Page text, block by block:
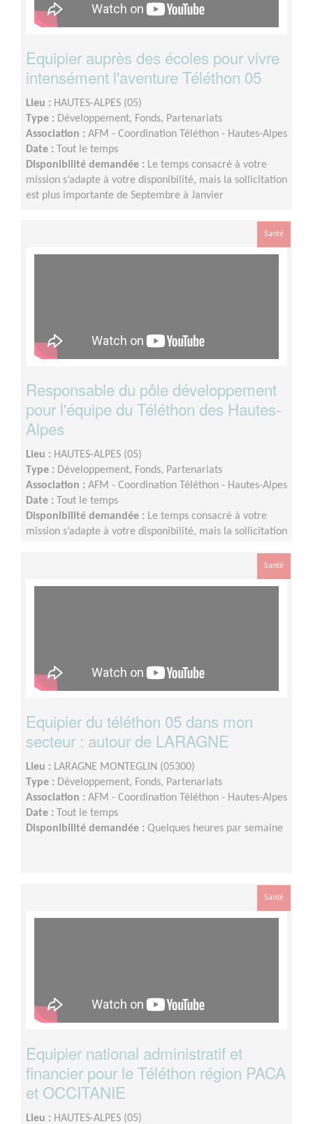
Equipier auprès des écoles pour vivre
intensément l'aventure Téléthon 05
Lieu : HAUTES-ALPES (05)
Type : Développement, Fonds, Partenariats
Association : AFM - Coordination Téléthon - Hautes-Alpes
Date :
Tout le temps
Disponibilité demandée : Le temps consacré à votre
mission s’adapte à votre disponibilité, mais la sollicitation
est plus importante de Septembre à Janvier
Santé
Responsable du pôle développement
pour l'équipe du Téléthon des Hautes-
Alpes
Lieu : HAUTES-ALPES (05)
Type : Développement, Fonds, Partenariats
Association : AFM - Coordination Téléthon - Hautes-Alpes
Date :
Tout le temps
Disponibilité demandée : Le temps consacré à votre
mission s’adapte à votre disponibilité, mais la sollicitation
Santé
Equipier du téléthon 05 dans mon
secteur : autour de LARAGNE
Lieu : LARAGNE MONTEGLIN (05300)
Type : Développement, Fonds, Partenariats
Association : AFM - Coordination Téléthon - Hautes-Alpes
Date :
Tout le temps
Disponibilité demandée : Quelques heures par semaine
Santé
Equipier national administratif et
financier pour le Téléthon région PACA
et OCCITANIE
Lieu : HAUTES-ALPES (05)